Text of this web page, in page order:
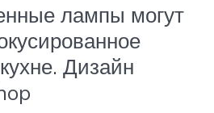
лампы могут
Дизайн